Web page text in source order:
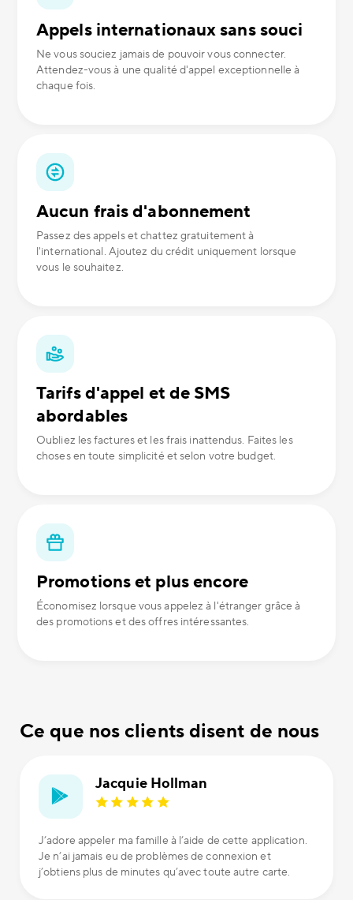
Appels internationaux sans souci
Ne vous souciez jamais de pouvoir vous connecter.
Attendez-vous à une qualité d'appel exceptionnelle à
chaque fois.
Aucun frais d'abonnement
Passez des appels et chattez gratuitement à
l'international. Ajoutez du crédit uniquement lorsque
vous le souhaitez.
Tarifs d'appel et de SMS
abordables
Oubliez les factures et les frais inattendus. Faites les
choses en toute simplicité et selon votre budget.
Promotions et plus encore
Économisez lorsque vous appelez à l'étranger grâce à
des promotions et des offres intéressantes.
Ce que nos clients disent de nous
Jacquie Hollman
J’adore appeler ma famille à l’aide de cette application.
Je n’ai jamais eu de problèmes de connexion et
j’obtiens plus de minutes qu’avec toute autre carte.